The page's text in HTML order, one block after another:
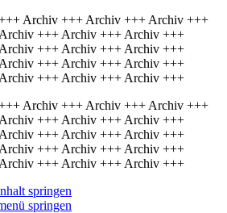
Archiv +++ Archiv +++ Archiv +++
+++ Archiv +++ Archiv +++
+++ Archiv +++ Archiv +++
+++ Archiv +++ Archiv +++
+++ Archiv +++ Archiv +++
Archiv +++ Archiv +++ Archiv +++
+++ Archiv +++ Archiv +++
+++ Archiv +++ Archiv +++
+++ Archiv +++ Archiv +++
+++ Archiv +++ Archiv +++
springen
springen